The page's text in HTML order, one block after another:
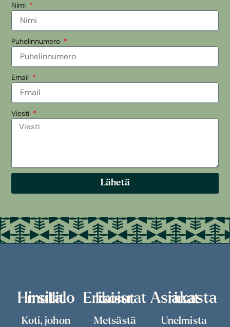
Nimi
Puhelinnumero
Email
Viesti
Lähetä
Hirsitalomallit
Koti, johon
Erikoisratkaisut
Metsästä
Asiakastarinat
Unelmista